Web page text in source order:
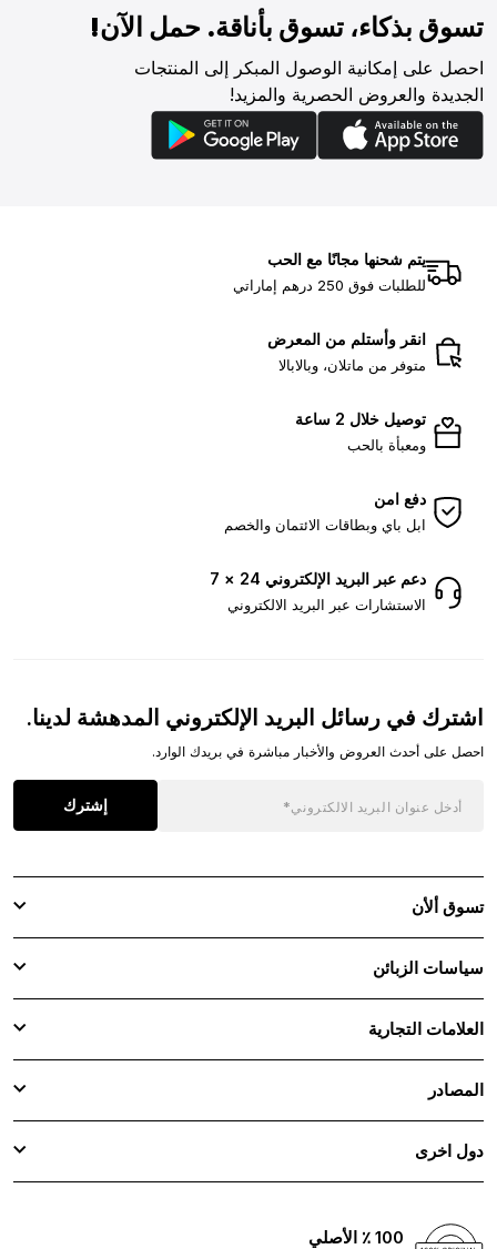
تسوق بذكاء، تسوق بأناقة. حمل الآن!
احصل على إمكانية الوصول المبكر إلى المنتجات
الجديدة والعروض الحصرية والمزيد!
يتم شحنها مجانًا مع الحب
للطلبات فوق 250 درهم إماراتي
انقر وأستلم من المعرض
متوفر من ماتلان، وبالابالا
توصيل خلال 2 ساعة
ومعبأة بالحب
دفع امن
ابل باي وبطاقات الائتمان والخصم
دعم عبر البريد الإلكتروني 24 × 7
الاستشارات عبر البريد الالكتروني
اشترك في رسائل البريد الإلكتروني المدهشة لدينا.
احصل على أحدث العروض والأخبار مباشرة في بريدك الوارد.
إشترك
تسوق ألأن
سياسات الزبائن
العلامات التجارية
المصادر
دول اخرى
100 ٪ الأصلي